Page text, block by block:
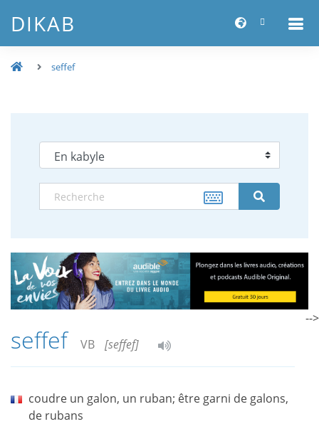
DIKAB
seffef
seffef VB [seffef]
coudre un galon, un ruban; être garni de galons,
de rubans
-->